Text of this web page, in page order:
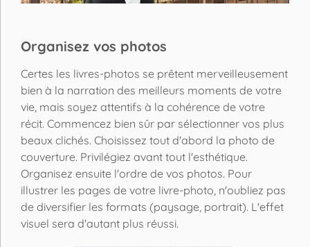
Organisez vos photos
Certes les livres-photos se prêtent merveilleusement
bien à la narration des meilleurs moments de votre
vie, mais soyez attentifs à la cohérence de votre
récit. Commencez bien sûr par sélectionner vos plus
beaux clichés. Choisissez tout d'abord la photo de
couverture. Privilégiez avant tout l'esthétique.
Organisez ensuite l'ordre de vos photos. Pour
illustrer les pages de votre livre-photo, n'oubliez pas
de diversifier les formats (paysage, portrait). L'effet
visuel sera d'autant plus réussi.